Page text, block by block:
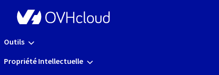
Outils
Propriété Intellectuelle